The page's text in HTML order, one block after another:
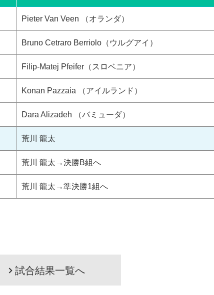
Pieter Van Veen （オランダ）
Bruno Cetraro Berriolo（ウルグアイ）
Filip-Matej Pfeifer（スロベニア）
Konan Pazzaia （アイルランド）
Dara Alizadeh （バミューダ）
荒川 龍太
荒川 龍太→決勝B組へ
荒川 龍太→準決勝1組へ
試合結果一覧へ